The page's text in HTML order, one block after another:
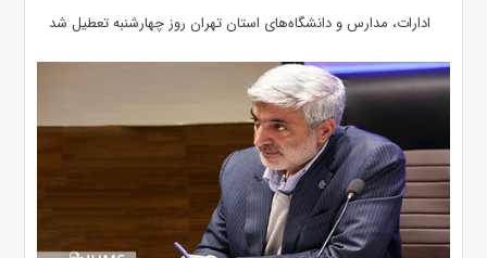
ادارات، مدارس و دانشگاه‌های استان تهران روز چهارشنبه تعطیل شد